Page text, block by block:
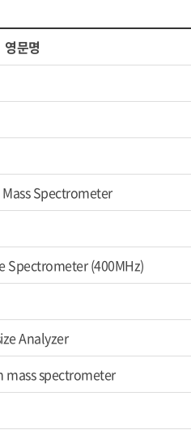
영문명
Spectrometer
Spectrometer (400MHz)
Analyzer
spectrometer